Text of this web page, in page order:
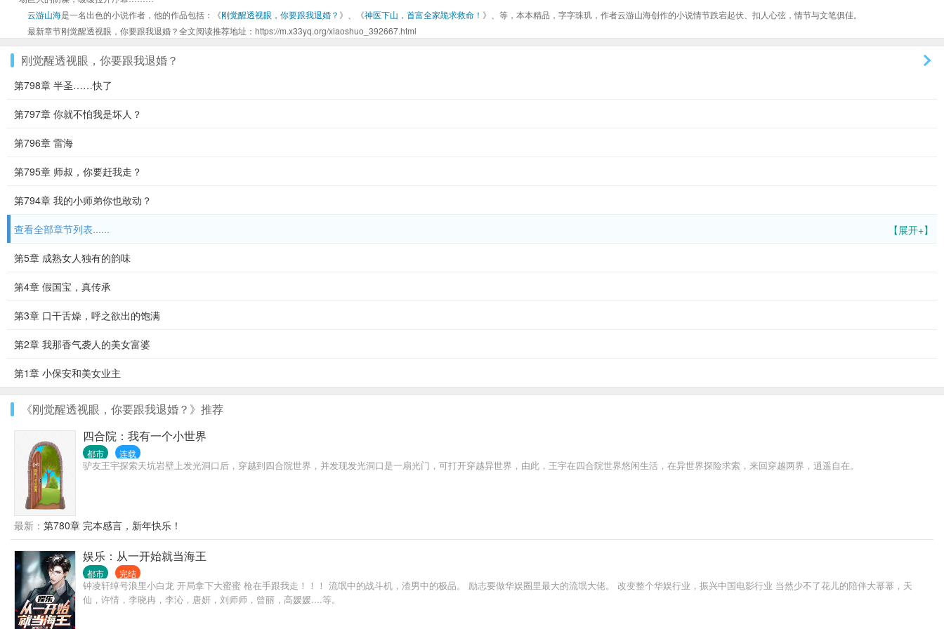
云游山海是一名出色的小说作者，他的作品包括：《刚觉醒透视眼，你要跟我退婚？ 》、《神医下山，首富全家跪求救命！ 》、等，本本精品，字字珠玑，作者云游山海创作的小说情节跌宕起伏、扣人心弦，情节与文笔俱佳。
最新章节刚觉醒透视眼，你要跟我退婚？全文阅读推荐地址：https://m.x33yq.org/xiaoshuo_392667.html
刚觉醒透视眼，你要跟我退婚？
第798章 半圣……快了
第797章 你就不怕我是坏人？
第796章 雷海
第795章 师叔，你要赶我走？
第794章 我的小师弟你也敢动？
【展开+】
查看全部章节列表......
第5章 成熟女人独有的韵味
第4章 假国宝，真传承
第3章 口干舌燥，呼之欲出的饱满
第2章 我那香气袭人的美女富婆
第1章 小保安和美女业主
《刚觉醒透视眼，你要跟我退婚？》推荐
四合院：我有一个小世界
都市 连载
驴友王宇探索天坑岩壁上发光洞口后，穿越到四合院世界，并发现发光洞口是一扇光门，可打开穿越异世界，由此，王宇在四合院世界悠闲生活，在异世界探险求索，来回穿越两界，逍遥自在。
最新： 第780章 完本感言，新年快乐！
娱乐：从一开始就当海王
都市 完结
钟凌轩绰号浪里小白龙 开局拿下大蜜蜜 枪在手跟我走！！！ 流氓中的战斗机，渣男中的极品。 励志要做华娱圈里最大的流氓大佬。 改变整个华娱行业，振兴中国电影行业 当然少不了花儿的陪伴大幂幂，天
仙，许情，李晓冉，李沁，唐妍，刘师师，曾丽，高媛媛....等。